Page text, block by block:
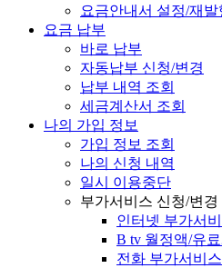
요금안내서 설정/재발
요금 납부
바로 납부
자동납부 신청/변경
납부 내역 조회
세금계산서 조회
나의 가입 정보
가입 정보 조회
나의 신청 내역
일시 이용중단
부가서비스 신청/변경
인터넷 부가서
B tv 월정액/유
전화 부가서비스